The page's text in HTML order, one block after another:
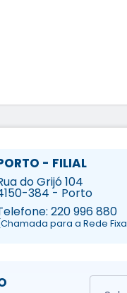
- FILIAL
do Grijó 104
384 - Porto
220 996 880
para a Rede